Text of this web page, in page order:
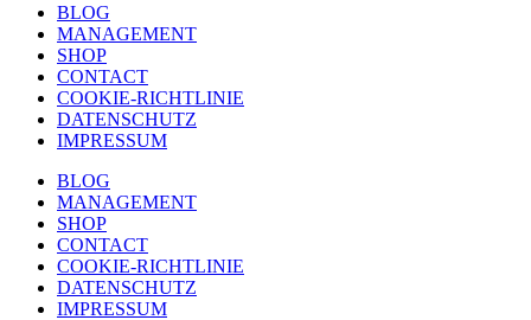
BLOG
MANAGEMENT
SHOP
CONTACT
COOKIE-RICHTLINIE
DATENSCHUTZ
IMPRESSUM
BLOG
MANAGEMENT
SHOP
CONTACT
COOKIE-RICHTLINIE
DATENSCHUTZ
IMPRESSUM